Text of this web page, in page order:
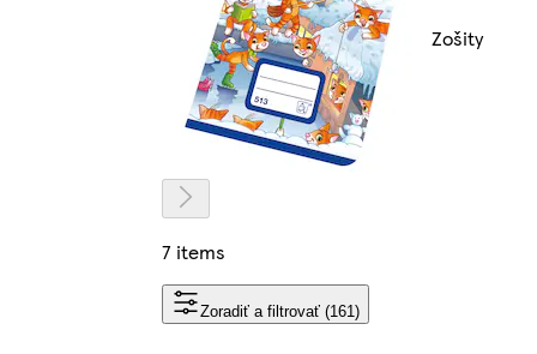
Zošity
7 items
Zoradiť a filtrovať (161)